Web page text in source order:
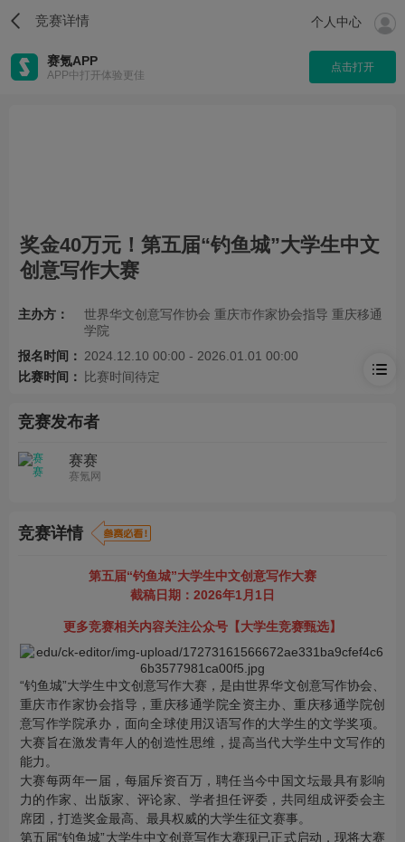
竞赛详情 个人中心
赛氪APP
APP中打开体验更佳
点击打开
奖金40万元！第五届“钓鱼城”大学生中文
创意写作大赛
主办方：
世界华文创意写作协会 重庆市作家协会指导 重庆移通
学院
报名时间： 2024.12.10 00:00 - 2026.01.01 00:00
比赛时间：
比赛时间待定
竞赛发布者
赛赛
赛氪网
竞赛详情
第五届“钓鱼城”大学生中文创意写作大赛
截稿日期：2026年1月1日
更多竞赛相关内容关注公众号【大学生竞赛甄选】
“钓鱼城”大学生中文创意写作大赛，是由世界华文创意写作协会、
重庆市作家协会指导，重庆移通学院全资主办、重庆移通学院创
意写作学院承办，面向全球使用汉语写作的大学生的文学奖项。
大赛旨在激发青年人的创造性思维，提高当代大学生中文写作的
能力。
大赛每两年一届，每届斥资百万，聘任当今中国文坛最具有影响
力的作家、出版家、评论家、学者担任评委，共同组成评委会主
席团，打造奖金最高、最具权威的大学生征文赛事。
第五届“钓鱼城”大学生中文创意写作大赛现已正式启动，现将大赛